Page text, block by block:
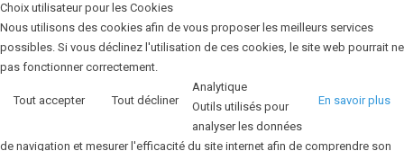
Choix utilisateur pour les Cookies
Nous utilisons des cookies afin de vous proposer les meilleurs services
possibles. Si vous déclinez l'utilisation de ces cookies, le site web pourrait ne
pas fonctionner correctement.
Tout accepter Tout décliner En savoir plus
Analytique
Outils utilisés pour
analyser les données
de navigation et mesurer l'efficacité du site internet afin de comprendre son